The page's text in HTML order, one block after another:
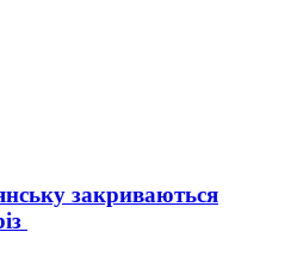
закриваються